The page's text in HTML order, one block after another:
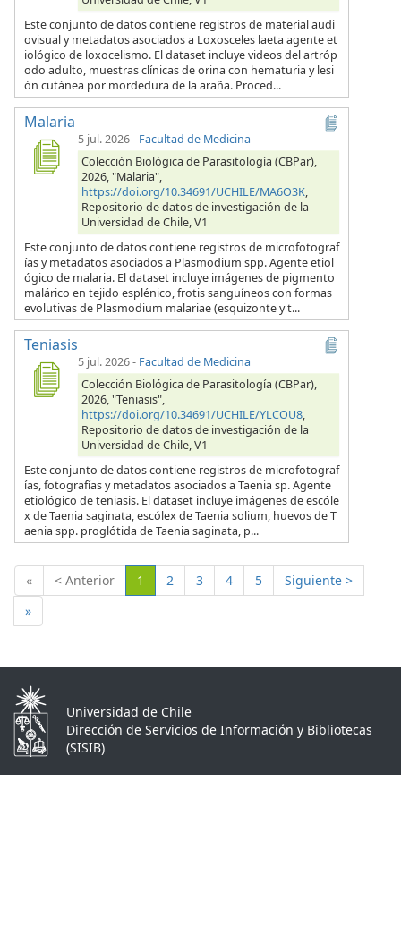
Este conjunto de datos contiene registros de material audi
ovisual y metadatos asociados a Loxosceles laeta agente et
iológico de loxocelismo. El dataset incluye videos del artróp
odo adulto, muestras clínicas de orina con hematuria y lesi
ón cutánea por mordedura de la araña. Proced...
Malaria
5 jul. 2026- Facultad de Medicina
Colección Biológica de Parasitología (CBPar),
2026, "Malaria",
https://doi.org/10.34691/UCHILE/MA6O3K,
Repositorio de datos de investigación de la
Universidad de Chile, V1
Este conjunto de datos contiene registros de microfotograf
ías y metadatos asociados a Plasmodium spp. Agente etiol
ógico de malaria. El dataset incluye imágenes de pigmento
malárico en tejido esplénico, frotis sanguíneos con formas
evolutivas de Plasmodium malariae (esquizonte y t...
Teniasis
5 jul. 2026- Facultad de Medicina
Colección Biológica de Parasitología (CBPar),
2026, "Teniasis",
https://doi.org/10.34691/UCHILE/YLCOU8,
Repositorio de datos de investigación de la
Universidad de Chile, V1
Este conjunto de datos contiene registros de microfotograf
ías, fotografías y metadatos asociados a Taenia sp. Agente
etiológico de teniasis. El dataset incluye imágenes de escóle
x de Taenia saginata, escólex de Taenia solium, huevos de T
aenia spp. proglótida de Taenia saginata, p...
« < Anterior 1 (Actual)
2 3 4 5
Siguiente >
»
Universidad de Chile
Dirección de Servicios de Información y Bibliotecas
(SISIB)